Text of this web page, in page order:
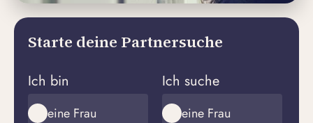
Starte deine Partnersuche
Ich bin
eine Frau
Ich suche
eine Frau